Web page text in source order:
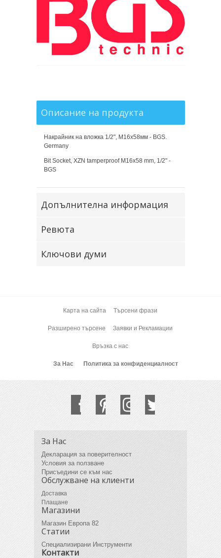
Описание на продукта
Накрайник на вложка 1/2", М16х58мм - BGS.
Germany
Bit Socket, XZN tamperproof M16x58 mm, 1/2" -
BGS
Допълнителна информация
Ревюта
Ключови думи
Карта на сайта Търсени фрази
Разширено търсене Заявки и Рекламации
Връзка с нас
За Нас Политика за конфиденциалност
За Нас
Декларация за поверителност
Условия за ползване
Присъедини се към нас
Обслужване на клиенти
Доставка
Плащане
Магазини
Магазин Европа 82
Статии
Специализирани Инструменти
Контакти